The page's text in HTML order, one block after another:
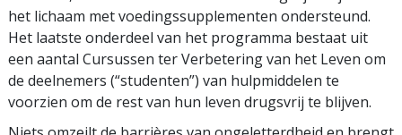
het lichaam met voedingssupplementen ondersteund.
Het laatste onderdeel van het programma bestaat uit
een aantal Cursussen ter Verbetering van het Leven om
de deelnemers (“studenten”) van hulpmiddelen te
voorzien om de rest van hun leven drugsvrij te blijven.